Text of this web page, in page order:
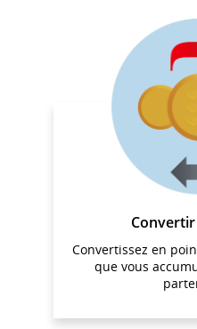
Convertissez en
que vous